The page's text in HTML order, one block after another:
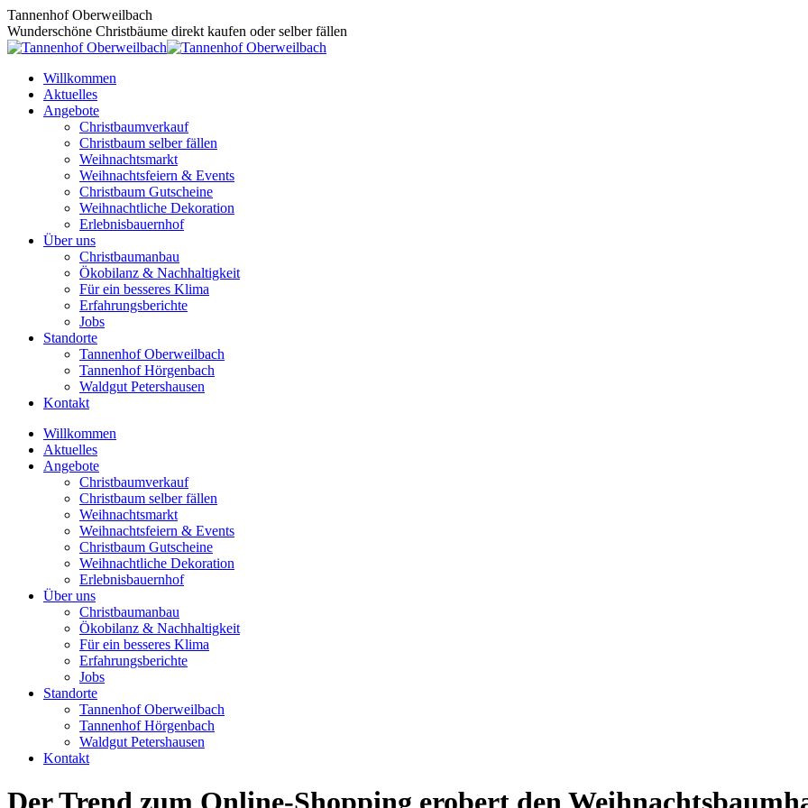
Zum
Inhalt
springen
Tannenhof Oberweilbach
Wunderschöne Christbäume direkt kaufen oder selber fällen
Willkommen
Aktuelles
Angebote
Christbaumverkauf
Christbaum selber fällen
Weihnachtsmarkt
Weihnachtsfeiern & Events
Christbaum Gutscheine
Weihnachtliche Dekoration
Erlebnisbauernhof
Über uns
Christbaumanbau
Ökobilanz & Nachhaltigkeit
Für ein besseres Klima
Erfahrungsberichte
Jobs
Standorte
Tannenhof Oberweilbach
Tannenhof Hörgenbach
Waldgut Petershausen
Kontakt
Willkommen
Aktuelles
Angebote
Christbaumverkauf
Christbaum selber fällen
Weihnachtsmarkt
Weihnachtsfeiern & Events
Christbaum Gutscheine
Weihnachtliche Dekoration
Erlebnisbauernhof
Über uns
Christbaumanbau
Ökobilanz & Nachhaltigkeit
Für ein besseres Klima
Erfahrungsberichte
Jobs
Standorte
Tannenhof Oberweilbach
Tannenhof Hörgenbach
Waldgut Petershausen
Kontakt